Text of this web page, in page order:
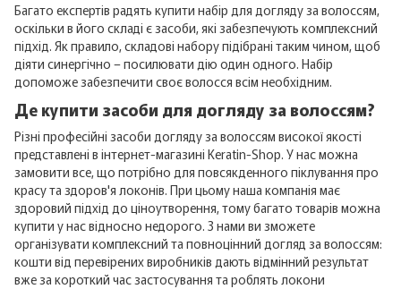
Багато експертів радять купити набір для догляду за волоссям,
оскільки в його складі є засоби, які забезпечують комплексний
підхід. Як правило, складові набору підібрані таким чином, щоб
діяти синергічно – посилювати дію один одного. Набір
допоможе забезпечити своє волосся всім необхідним.
Де купити засоби для догляду за волоссям?
Різні професійні засоби догляду за волоссям високої якості
представлені в інтернет-магазині Keratin-Shop. У нас можна
замовити все, що потрібно для повсякденного піклування про
красу та здоров'я локонів. При цьому наша компанія має
здоровий підхід до ціноутворення, тому багато товарів можна
купити у нас відносно недорого. З нами ви зможете
організувати комплексний та повноцінний догляд за волоссям:
кошти від перевірених виробників дають відмінний результат
вже за короткий час застосування та роблять локони